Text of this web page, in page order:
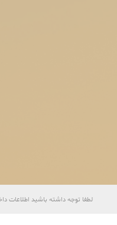
لطفا توجه داشته باشید